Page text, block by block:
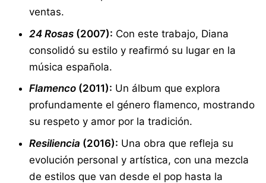
ventas.
24 Rosas (2007): Con este trabajo, Diana
consolidó su estilo y reafirmó su lugar en la
música española.
Flamenco (2011): Un álbum que explora
profundamente el género flamenco, mostrando
su respeto y amor por la tradición.
Resiliencia (2016): Una obra que refleja su
evolución personal y artística, con una mezcla
de estilos que van desde el pop hasta la